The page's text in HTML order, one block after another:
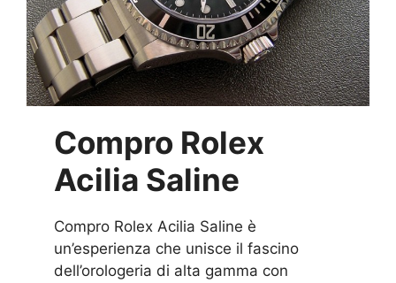
Compro Rolex
Acilia Saline
Compro Rolex Acilia Saline è
un’esperienza che unisce il fascino
dell’orologeria di alta gamma con